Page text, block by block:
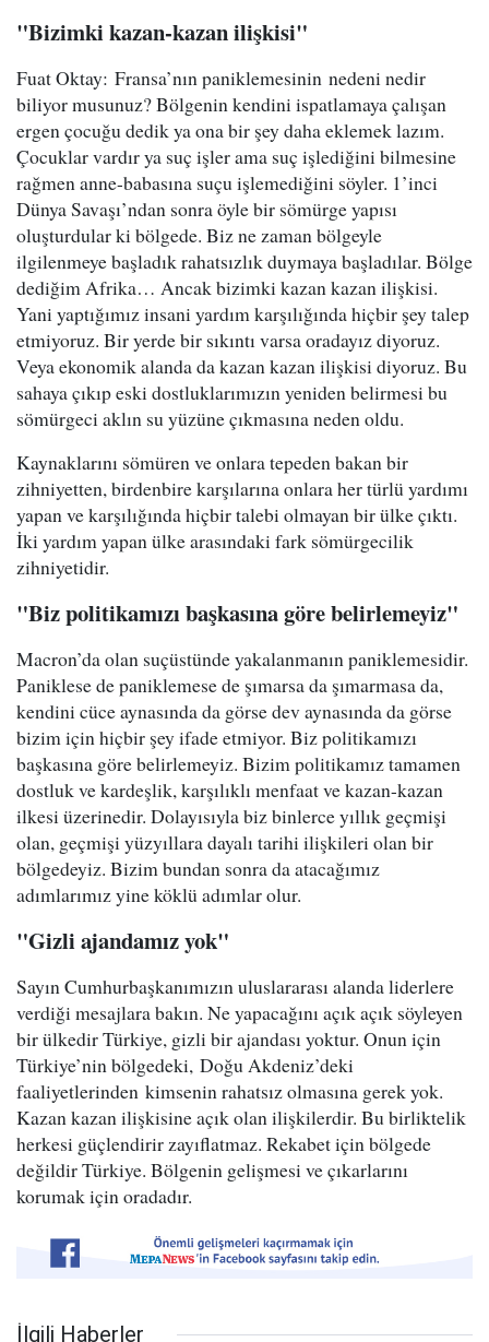
"Bizimki kazan-kazan ilişkisi"
Fuat Oktay: Fransa’nın paniklemesinin nedeni nedir
biliyor musunuz? Bölgenin kendini ispatlamaya çalışan
ergen çocuğu dedik ya ona bir şey daha eklemek lazım.
Çocuklar vardır ya suç işler ama suç işlediğini bilmesine
rağmen anne-babasına suçu işlemediğini söyler. 1’inci
Dünya Savaşı’ndan sonra öyle bir sömürge yapısı
oluşturdular ki bölgede. Biz ne zaman bölgeyle
ilgilenmeye başladık rahatsızlık duymaya başladılar. Bölge
dediğim Afrika… Ancak bizimki kazan kazan ilişkisi.
Yani yaptığımız insani yardım karşılığında hiçbir şey talep
etmiyoruz. Bir yerde bir sıkıntı varsa oradayız diyoruz.
Veya ekonomik alanda da kazan kazan ilişkisi diyoruz. Bu
sahaya çıkıp eski dostluklarımızın yeniden belirmesi bu
sömürgeci aklın su yüzüne çıkmasına neden oldu.
Kaynaklarını sömüren ve onlara tepeden bakan bir
zihniyetten, birdenbire karşılarına onlara her türlü yardımı
yapan ve karşılığında hiçbir talebi olmayan bir ülke çıktı.
İki yardım yapan ülke arasındaki fark sömürgecilik
zihniyetidir.
"Biz politikamızı başkasına göre belirlemeyiz"
Macron’da olan suçüstünde yakalanmanın paniklemesidir.
Paniklese de paniklemese de şımarsa da şımarmasa da,
kendini cüce aynasında da görse dev aynasında da görse
bizim için hiçbir şey ifade etmiyor. Biz politikamızı
başkasına göre belirlemeyiz. Bizim politikamız tamamen
dostluk ve kardeşlik, karşılıklı menfaat ve kazan-kazan
ilkesi üzerinedir. Dolayısıyla biz binlerce yıllık geçmişi
olan, geçmişi yüzyıllara dayalı tarihi ilişkileri olan bir
bölgedeyiz. Bizim bundan sonra da atacağımız
adımlarımız yine köklü adımlar olur.
"Gizli ajandamız yok"
Sayın Cumhurbaşkanımızın uluslararası alanda liderlere
verdiği mesajlara bakın. Ne yapacağını açık açık söyleyen
bir ülkedir Türkiye, gizli bir ajandası yoktur. Onun için
Türkiye’nin bölgedeki, Doğu Akdeniz’deki
faaliyetlerinden kimsenin rahatsız olmasına gerek yok.
Kazan kazan ilişkisine açık olan ilişkilerdir. Bu birliktelik
herkesi güçlendirir zayıflatmaz. Rekabet için bölgede
değildir Türkiye. Bölgenin gelişmesi ve çıkarlarını
korumak için oradadır.
İlgili Haberler